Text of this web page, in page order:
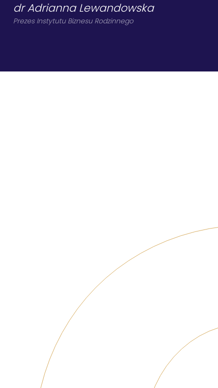
dr Adrianna Lewandowska
Prezes Instytutu Biznesu Rodzinnego